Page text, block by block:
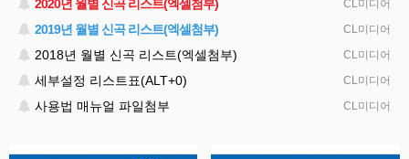
CL미디어
2020년 월별 신곡 리스트(엑셀첨부)
CL미디어
2019년 월별 신곡 리스트(엑셀첨부)
CL미디어
2018년 월별 신곡 리스트(엑셀첨부)
CL미디어
세부설정 리스트표(ALT+0)
CL미디어
사용법 매뉴얼 파일첨부